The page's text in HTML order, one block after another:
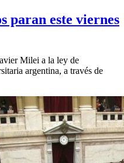
paran este viernes
Milei a la ley de
argentina, a través de